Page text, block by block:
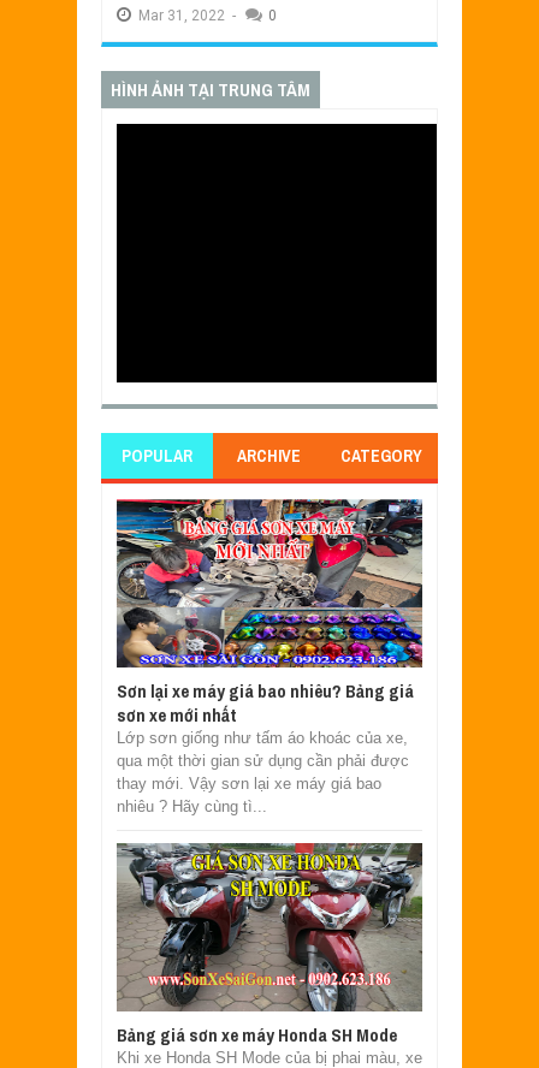
Mar 31, 2022 - 0
HÌNH ẢNH TẠI TRUNG TÂM
POPULAR ARCHIVE CATEGORY
Sơn lại xe máy giá bao nhiêu? Bảng giá
sơn xe mới nhất
Lớp sơn giống như tấm áo khoác của xe,
qua một thời gian sử dụng cần phải được
thay mới. Vậy sơn lại xe máy giá bao
nhiêu ? Hãy cùng tì...
Bảng giá sơn xe máy Honda SH Mode
Khi xe Honda SH Mode của bị phai màu, xe